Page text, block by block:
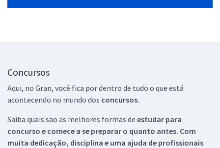
Concursos
Aqui, no Gran, você fica por dentro de tudo o que está
acontecendo no mundo dos concursos.
Saiba quais são as melhores formas de estudar para
concurso e comece a se preparar o quanto antes. Com
muita dedicação, disciplina e uma ajuda de profissionais